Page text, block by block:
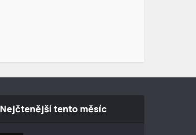
Nejčtenější tento měsíc